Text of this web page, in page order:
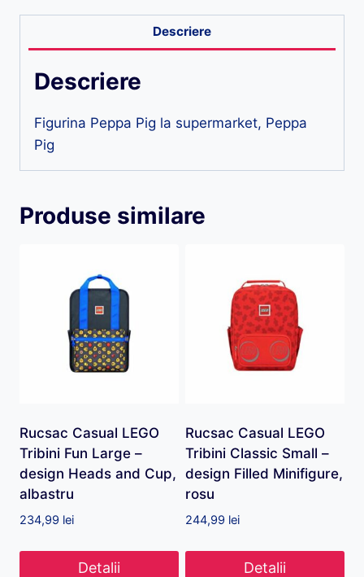
Descriere
Descriere
Figurina Peppa Pig la supermarket, Peppa
Pig
Produse similare
Rucsac Casual LEGO
Tribini Fun Large –
design Heads and Cup,
albastru
234,99 lei
Detalii
Rucsac Casual LEGO
Tribini Classic Small –
design Filled Minifigure,
rosu
244,99 lei
Detalii